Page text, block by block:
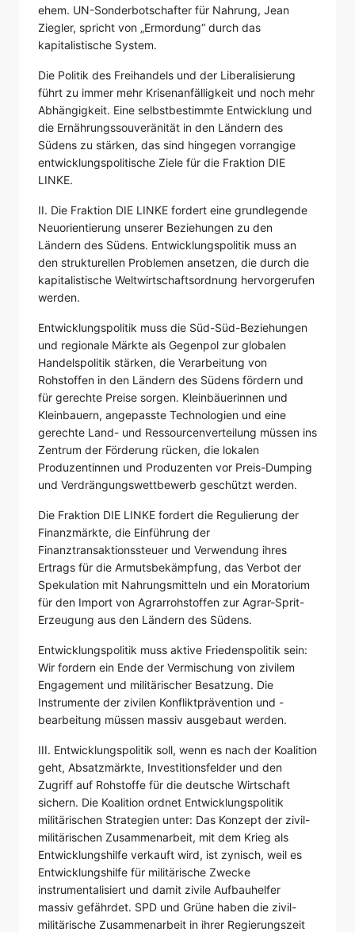
ehem. UN-Sonderbotschafter für Nahrung, Jean
Ziegler, spricht von „Ermordung“ durch das
kapitalistische System.
Die Politik des Freihandels und der Liberalisierung
führt zu immer mehr Krisenanfälligkeit und noch mehr
Abhängigkeit. Eine selbstbestimmte Entwicklung und
die Ernährungssouveränität in den Ländern des
Südens zu stärken, das sind hingegen vorrangige
entwicklungspolitische Ziele für die Fraktion DIE
LINKE.
II. Die Fraktion DIE LINKE fordert eine grundlegende
Neuorientierung unserer Beziehungen zu den
Ländern des Südens. Entwicklungspolitik muss an
den strukturellen Problemen ansetzen, die durch die
kapitalistische Weltwirtschaftsordnung hervorgerufen
werden.
Entwicklungspolitik muss die Süd-Süd-Beziehungen
und regionale Märkte als Gegenpol zur globalen
Handelspolitik stärken, die Verarbeitung von
Rohstoffen in den Ländern des Südens fördern und
für gerechte Preise sorgen. Kleinbäuerinnen und
Kleinbauern, angepasste Technologien und eine
gerechte Land- und Ressourcenverteilung müssen ins
Zentrum der Förderung rücken, die lokalen
Produzentinnen und Produzenten vor Preis-Dumping
und Verdrängungswettbewerb geschützt werden.
Die Fraktion DIE LINKE fordert die Regulierung der
Finanzmärkte, die Einführung der
Finanztransaktionssteuer und Verwendung ihres
Ertrags für die Armutsbekämpfung, das Verbot der
Spekulation mit Nahrungsmitteln und ein Moratorium
für den Import von Agrarrohstoffen zur Agrar-Sprit-
Erzeugung aus den Ländern des Südens.
Entwicklungspolitik muss aktive Friedenspolitik sein:
Wir fordern ein Ende der Vermischung von zivilem
Engagement und militärischer Besatzung. Die
Instrumente der zivilen Konfliktprävention und -
bearbeitung müssen massiv ausgebaut werden.
III. Entwicklungspolitik soll, wenn es nach der Koalition
geht, Absatzmärkte, Investitionsfelder und den
Zugriff auf Rohstoffe für die deutsche Wirtschaft
sichern. Die Koalition ordnet Entwicklungspolitik
militärischen Strategien unter: Das Konzept der zivil-
militärischen Zusammenarbeit, mit dem Krieg als
Entwicklungshilfe verkauft wird, ist zynisch, weil es
Entwicklungshilfe für militärische Zwecke
instrumentalisiert und damit zivile Aufbauhelfer
massiv gefährdet. SPD und Grüne haben die zivil-
militärische Zusammenarbeit in ihrer Regierungszeit